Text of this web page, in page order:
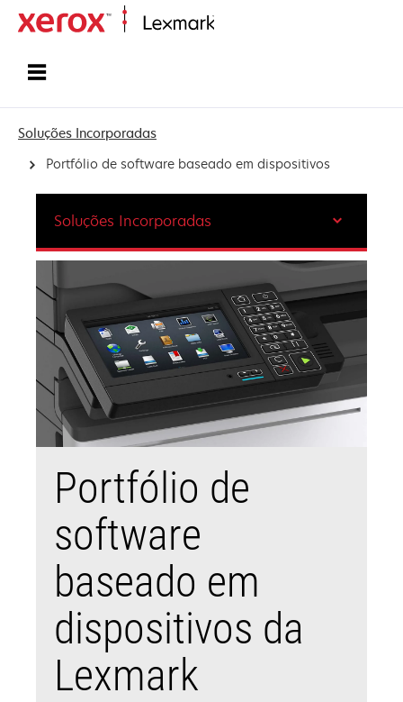
Soluções Incorporadas
Portfólio de software baseado em dispositivos
Portfólio de
software
baseado em
dispositivos da
Lexmark
Soluções Incorporadas